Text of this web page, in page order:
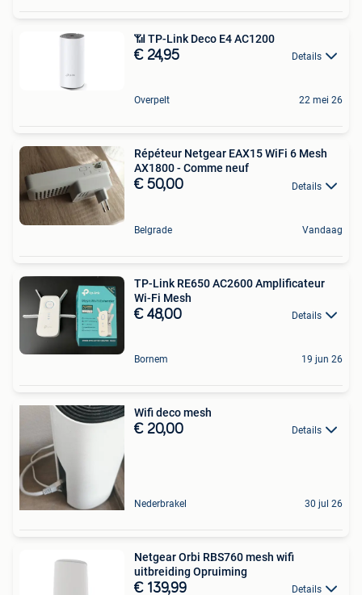
📶 TP-Link Deco E4 AC1200
€ 24,95 Details
Overpelt 22 mei 26
Répéteur Netgear EAX15 WiFi 6 Mesh
AX1800 - Comme neuf
€ 50,00 Details
Belgrade Vandaag
TP-Link RE650 AC2600 Amplificateur
Wi-Fi Mesh
€ 48,00 Details
Bornem 19 jun 26
Wifi deco mesh
€ 20,00 Details
Nederbrakel 30 jul 26
Netgear Orbi RBS760 mesh wifi
uitbreiding Opruiming
€ 139,99 Details